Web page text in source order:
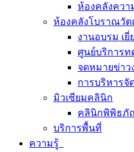
ห้องคลังควา
ห้องคลังโบราณวั
งานอบรม เ
ศูนย์บริการท
จดหมายข่า
การบริหารจั
มิวเซียมคลินิก
คลินิกพิพิธภั
บริการพื้นที่
ความรู้